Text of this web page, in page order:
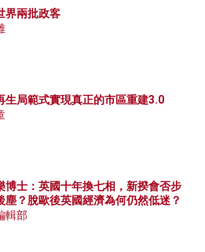
界兩批政客
生局範式實現真正的市區重建3.0
博士：英國十年換七相，新揆會否步
塵？脫歐後英國經濟為何仍然低迷？
輯部